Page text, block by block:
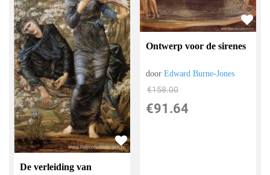
De verleiding van
Ontwerp voor de sirenes
doorEdward Burne-Jones
€158.00
€91.64